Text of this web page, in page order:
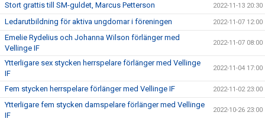
Stort grattis till SM-guldet, Marcus Petterson 2022-11-13 20:30
Ledarutbildning för aktiva ungdomar i föreningen 2022-11-07 12:00
Emelie Rydelius och Johanna Wilson förlänger med
Vellinge IF
2022-11-07 08:00
Ytterligare sex stycken herrspelare förlänger med Vellinge
IF
2022-11-04 17:00
Fem stycken herrspelare förlänger med Vellinge IF 2022-11-02 23:00
Ytterligare fem stycken damspelare förlänger med Vellinge
IF
2022-10-26 23:00